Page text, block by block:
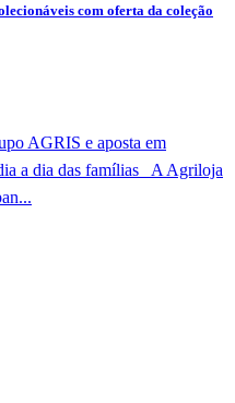
com oferta da coleção
AGRIS e aposta em
a dia das famílias A Agriloja